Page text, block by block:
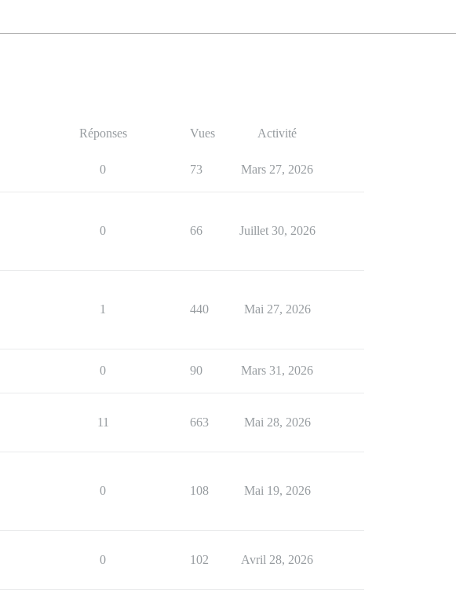
Réponses Vues Activité
0 73 Mars 27, 2026
0 66 Juillet 30, 2026
1 440 Mai 27, 2026
0 90 Mars 31, 2026
11 663 Mai 28, 2026
0 108 Mai 19, 2026
0 102 Avril 28, 2026